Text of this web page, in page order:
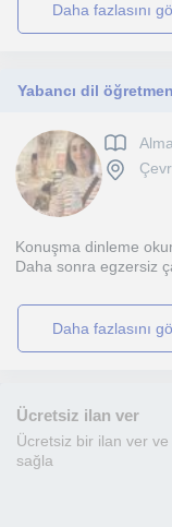
daha fazlasını
Yabancı dil
Konuşma dinleme
Daha sonra egzersiz
daha fazlasını
Ücretsiz ilan ver
Ücretsiz bir ilan ver
sağla